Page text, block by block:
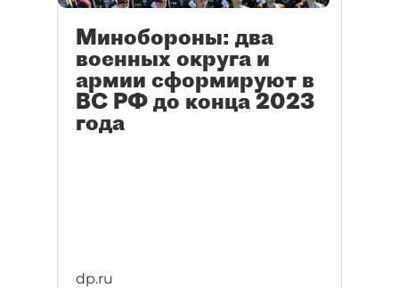
Минобороны: два
военных округа и
армии сформируют в
ВС РФ до конца 2023
года
dp.ru